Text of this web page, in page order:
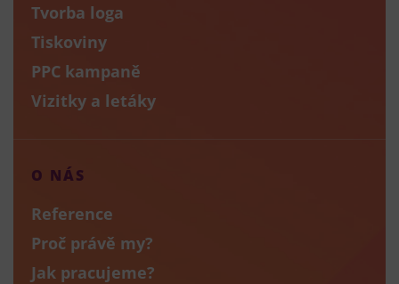
Tvorba loga
Tiskoviny
PPC kampaně
Vizitky a letáky
O NÁS
Reference
Proč právě my?
Jak pracujeme?